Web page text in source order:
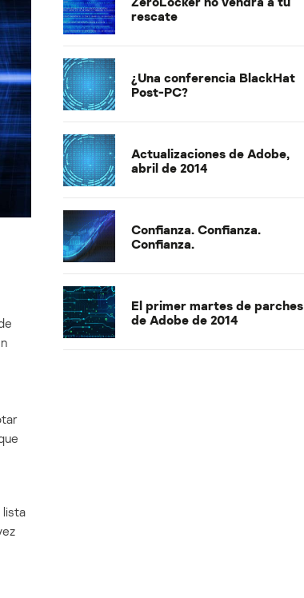
lista
rescate
¿Una conferencia BlackHat
Post-PC?
Actualizaciones de Adobe,
abril de 2014
Confianza. Confianza.
Confianza.
El primer martes de parches
de Adobe de 2014